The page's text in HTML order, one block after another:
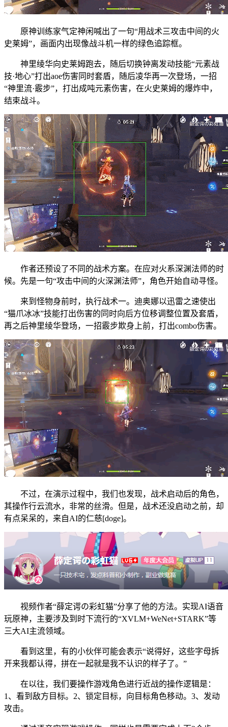
原神训练家气定神闲喊出了一句“用战术三攻击中间的火
史莱姆”，画面内出现像战斗机一样的绿色追踪框。
神里绫华向史莱姆跑去，随后切换钟离发动技能“元素战
技·地心”打出aoe伤害同时套盾，随后凌华再一次登场，一招
“神里流·霰步”，打出成吨元素伤害，在火史莱姆的爆炸中，
结束战斗。
作者还预设了不同的战术方案。在应对火系深渊法师的时
候。先是一句“攻击中间的火深渊法师”，角色开始自动寻怪。
来到怪物身前时，执行战术一。迪奥娜以迅雷之速使出
“猫爪冰冰”技能打出伤害的同时向后方位移调整位置及套盾，
再之后神里绫华登场，一招霰步欺身上前，打出combo伤害。
不过，在演示过程中，我们也发现，战术启动后的角色，
其操作行云流水，非常的丝滑。但是，战术还没启动之前，却
有点呆呆的，来自AI的仁慈[doge]。
视频作者“薛定谔の彩虹猫”分享了他的方法。实现AI语音
玩原神，主要涉及到时下流行的“XVLM+WeNet+STARK”等
三大AI主流领域。
看到这里，有的小伙伴可能会表示“说得好，这些字母拆
开来我都认得，拼在一起就是我不认识的样子了。”
在以往，我们要操作游戏角色进行近战的操作逻辑是：
1、看到敌方目标。2、锁定目标，向目标角色移动。3、发动
攻击。